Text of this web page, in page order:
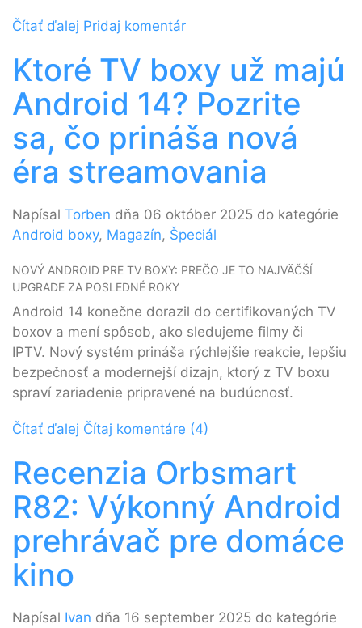
Čítať ďalej Pridaj komentár
Ktoré TV boxy už majú
Android 14? Pozrite
sa, čo prináša nová
éra streamovania
Napísal Torben dňa 06 október 2025 do kategórie
Android boxy, Magazín, Špeciál
NOVÝ ANDROID PRE TV BOXY: PREČO JE TO NAJVÄČŠÍ
UPGRADE ZA POSLEDNÉ ROKY
Android 14 konečne dorazil do certifikovaných TV
boxov a mení spôsob, ako sledujeme filmy či
IPTV. Nový systém prináša rýchlejšie reakcie, lepšiu
bezpečnosť a modernejší dizajn, ktorý z TV boxu
spraví zariadenie pripravené na budúcnosť.
Čítať ďalej Čítaj komentáre (4)
Recenzia Orbsmart
R82: Výkonný Android
prehrávač pre domáce
kino
Napísal Ivan dňa 16 september 2025 do kategórie